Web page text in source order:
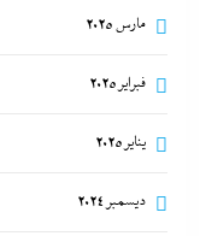
مارس 2025
فبراير 2025
يناير 2025
ديسمبر 2024